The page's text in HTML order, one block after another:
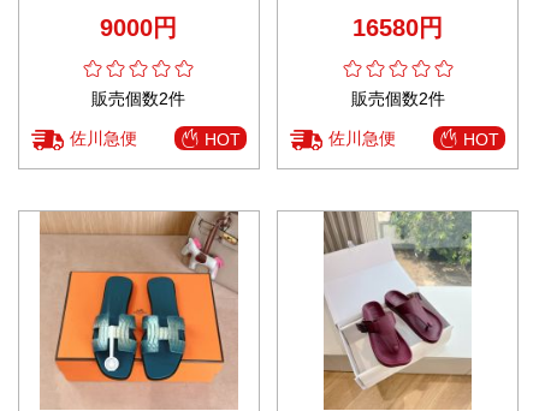
9000円
販売個数2件
佐川急便 HOT
16580円
販売個数2件
佐川急便 HOT